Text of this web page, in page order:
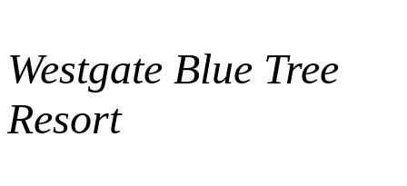
Westgate Blue Tree
Resort